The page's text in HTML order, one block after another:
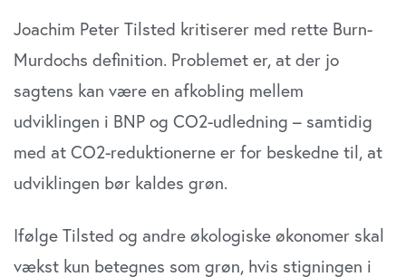
Joachim Peter Tilsted kritiserer med rette Burn-
Mur­dochs definition. Problemet er, at der jo
sagtens kan være en afkobling mellem
udviklingen i BNP og CO2-udledning – samtidig
med at CO2-reduktionerne er for beskedne til, at
udviklingen bør kaldes grøn.
Ifølge Tilsted og andre økologiske økonomer skal
vækst kun betegnes som grøn, hvis stigningen i